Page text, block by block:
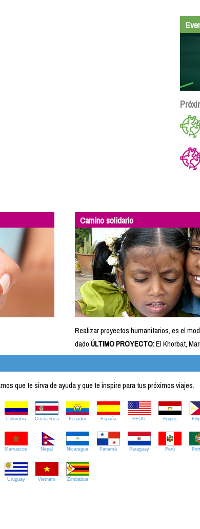
Camino solidario
Realizar proyectos humanitarios, es el
dado.ÚLTIMO PROYECTO:El Khorbat,
que te sirva de ayuda y que te inspire para tus próximos viajes.
Colombia Costa Rica Ecuador España EEUU Egipto
Marruecos Nepal Nicaragua Panamá Paraguay Perú
Uruguay Vietnam Zimbabue